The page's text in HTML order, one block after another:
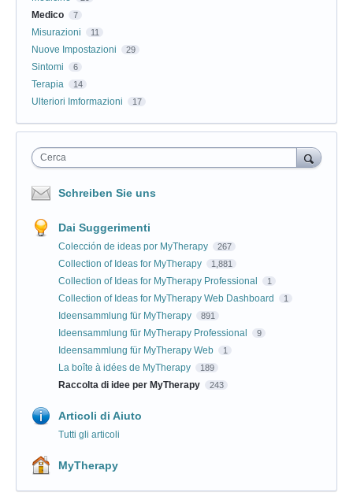
Medico 7
Misurazioni 11
Nuove Impostazioni 29
Sintomi 6
Terapia 14
Ulteriori Imformazioni 17
Cerca
Schreiben Sie uns
Dai Suggerimenti
Colección de ideas por MyTherapy 267
Collection of Ideas for MyTherapy 1,881
Collection of Ideas for MyTherapy Professional 1
Collection of Ideas for MyTherapy Web Dashboard 1
Ideensammlung für MyTherapy 891
Ideensammlung für MyTherapy Professional 9
Ideensammlung für MyTherapy Web 1
La boîte à idées de MyTherapy 189
Raccolta di idee per MyTherapy 243
Articoli di Aiuto
Tutti gli articoli
MyTherapy